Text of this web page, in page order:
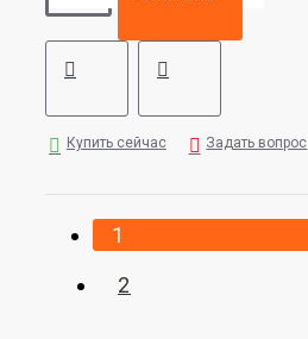
Купить сейчас Задать вопрос
1
2